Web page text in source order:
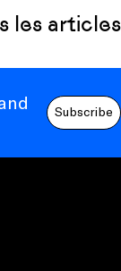
les articles
Subscribe